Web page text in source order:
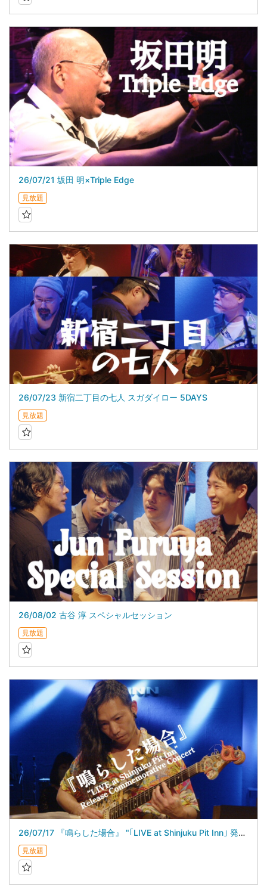
26/07/21 坂田 明×Triple Edge
見放題
26/07/23 新宿二丁目の七人 スガダイロー 5DAYS
見放題
26/08/02 古谷 淳 スペシャルセッション
見放題
26/07/17 『鳴らした場合』 "｢LIVE at Shinjuku Pit Inn｣ 発売記念ライブ”
見放題